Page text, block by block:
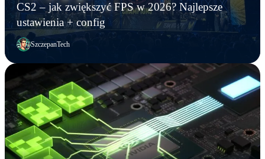
CS2 – jak zwiększyć FPS w 2026? Najlepsze
ustawienia + config
SzczepanTech